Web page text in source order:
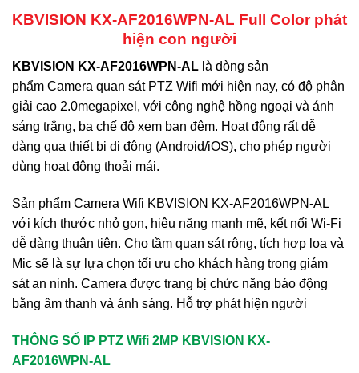
KBVISION KX-AF2016WPN-AL Full Color phát
hiện con người
KBVISION KX-AF2016WPN-AL là dòng sản
phẩm Camera quan sát PTZ Wifi mới hiện nay, có độ phân
giải cao 2.0megapixel, với công nghệ hồng ngoại và ánh
sáng trắng, ba chế độ xem ban đêm. Hoạt động rất dễ
dàng qua thiết bị di động (Android/iOS), cho phép người
dùng hoạt động thoải mái.
Sản phẩm Camera Wifi KBVISION KX-AF2016WPN-AL
với kích thước nhỏ gọn, hiệu năng mạnh mẽ, kết nối Wi-Fi
dễ dàng thuận tiện. Cho tầm quan sát rộng, tích hợp loa và
Mic sẽ là sự lựa chọn tối ưu cho khách hàng trong giám
sát an ninh. Camera được trang bị chức năng báo động
bằng âm thanh và ánh sáng. Hỗ trợ phát hiện người
THÔNG SỐ IP PTZ Wifi 2MP KBVISION KX-
AF2016WPN-AL